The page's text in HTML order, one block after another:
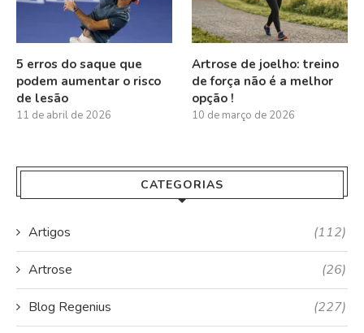
5 erros do saque que
podem aumentar o risco
de lesão
11 de abril de 2026
Artrose de joelho: treino
de força não é a melhor
opção !
10 de março de 2026
CATEGORIAS
Artigos (112)
Artrose (26)
Blog Regenius (227)